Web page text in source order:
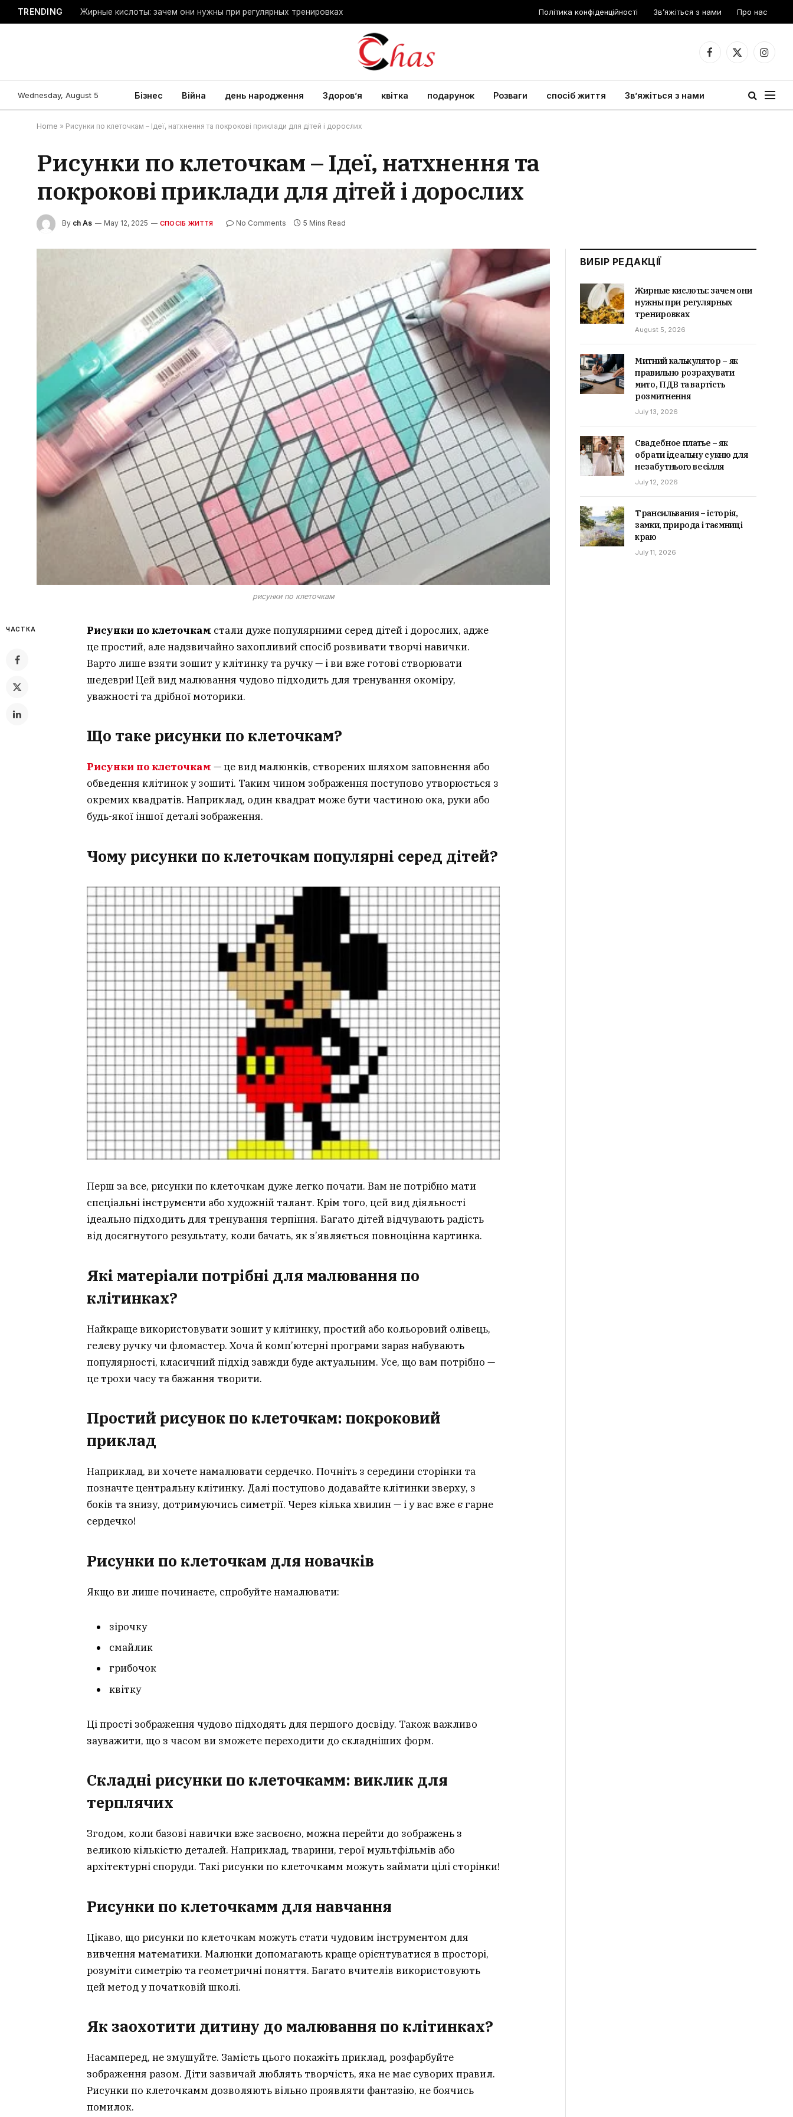
TRENDING Жирные кислоты: зачем они нужны при регулярных тренировках Політика конфіденційності Зв’яжіться з нами Про нас
Facebook
X
Wednesday, August 5 Бізнес Війна день народження Здоров’я квітка подарунок Розваги спосіб життя Зв’яжіться з нами
Home » Рисунки по клеточкам – Ідеї, натхнення та покрокові приклади для дітей і дорослих
Рисунки по клеточкам – Ідеї, натхнення та
покрокові приклади для дітей і дорослих
By ch As May 12, 2025 СПОСІБ ЖИТТЯ No Comments 5 Mins Read
рисунки по клеточкам
ЧАСТКА Рисунки по клеточкам стали дуже популярними серед дітей і дорослих, адже
це простий, але надзвичайно захопливий спосіб розвивати творчі навички.
Варто лише взяти зошит у клітинку та ручку — і ви вже готові створювати
шедеври! Цей вид малювання чудово підходить для тренування окоміру,
уважності та дрібної моторики.
Що таке рисунки по клеточкам?
Рисунки по клеточкам — це вид малюнків, створених шляхом заповнення або
обведення клітинок у зошиті. Таким чином зображення поступово утворюється з
окремих квадратів. Наприклад, один квадрат може бути частиною ока, руки або
будь-якої іншої деталі зображення.
Чому рисунки по клеточкам популярні серед дітей?
Перш за все, рисунки по клеточкам дуже легко почати. Вам не потрібно мати
спеціальні інструменти або художній талант. Крім того, цей вид діяльності
ідеально підходить для тренування терпіння. Багато дітей відчувають радість
від досягнутого результату, коли бачать, як з’являється повноцінна картинка.
Які матеріали потрібні для малювання по
клітинках?
Найкраще використовувати зошит у клітинку, простий або кольоровий олівець,
гелеву ручку чи фломастер. Хоча й комп’ютерні програми зараз набувають
популярності, класичний підхід завжди буде актуальним. Усе, що вам потрібно —
це трохи часу та бажання творити.
Простий рисунок по клеточкам: покроковий
приклад
Наприклад, ви хочете намалювати сердечко. Почніть з середини сторінки та
позначте центральну клітинку. Далі поступово додавайте клітинки зверху, з
боків та знизу, дотримуючись симетрії. Через кілька хвилин — і у вас вже є гарне
сердечко!
Рисунки по клеточкам для новачків
Якщо ви лише починаєте, спробуйте намалювати:
зірочку
смайлик
грибочок
квітку
Ці прості зображення чудово підходять для першого досвіду. Також важливо
зауважити, що з часом ви зможете переходити до складніших форм.
Складні рисунки по клеточкамм: виклик для
терплячих
Згодом, коли базові навички вже засвоєно, можна перейти до зображень з
великою кількістю деталей. Наприклад, тварини, герої мультфільмів або
архітектурні споруди. Такі рисунки по клеточкамм можуть займати цілі сторінки!
Рисунки по клеточкамм для навчання
Цікаво, що рисунки по клеточкам можуть стати чудовим інструментом для
вивчення математики. Малюнки допомагають краще орієнтуватися в просторі,
розуміти симетрію та геометричні поняття. Багато вчителів використовують
цей метод у початковій школі.
Як заохотити дитину до малювання по клітинках?
Насамперед, не змушуйте. Замість цього покажіть приклад, розфарбуйте
зображення разом. Діти зазвичай люблять творчість, яка не має суворих правил.
Рисунки по клеточкамм дозволяють вільно проявляти фантазію, не боячись
помилок.
ВИБІР РЕДАКЦІЇ
Жирные кислоты: зачем они
нужны при регулярных
тренировках
August 5, 2026
Митний калькулятор – як
правильно розрахувати
мито, ПДВ та вартість
розмитнення
July 13, 2026
Свадебное платье – як
обрати ідеальну сукню для
незабутнього весілля
July 12, 2026
Трансильвания – історія,
замки, природа і таємниці
краю
July 11, 2026